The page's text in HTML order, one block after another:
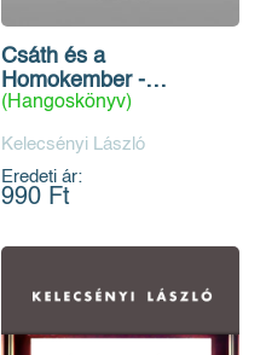
Csáth és a
Homokember -
Hangoskönyv
(Hangoskönyv)
Kelecsényi László
Eredeti ár:
990 Ft